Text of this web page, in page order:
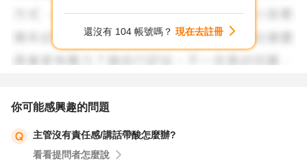
**禮貌回擊：**如果你不想跟對方起衝突，也可以用禮貌的
方式回擊，讓她知道你不介意她的言語。例如：
「我會把工作做好，讓公司賺錢。」
具體的回擊方式要根據對方的言語和你的性格來決定。如果
你覺得自己無法直接回擊，也可以選擇冷處理，或者找其他
還沒有 104 帳號嗎？ 現在去註冊
你可能感興趣的問題
主管沒有責任感/講話帶酸怎麼辦?
看看提問者怎麼說